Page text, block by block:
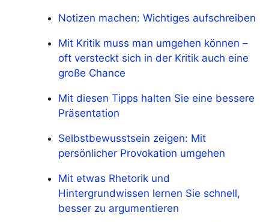
Notizen machen: Wichtiges aufschreiben
Mit Kritik muss man umgehen können –
oft versteckt sich in der Kritik auch eine
große Chance
Mit diesen Tipps halten Sie eine bessere
Präsentation
Selbstbewusstsein zeigen: Mit
persönlicher Provokation umgehen
Mit etwas Rhetorik und
Hintergrundwissen lernen Sie schnell,
besser zu argumentieren